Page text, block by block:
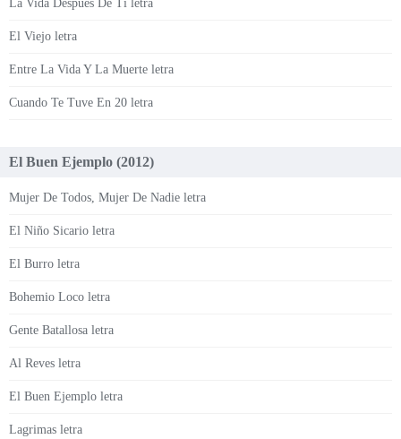
La Vida Después De Ti letra
El Viejo letra
Entre La Vida Y La Muerte letra
Cuando Te Tuve En 20 letra
El Buen Ejemplo (2012)
Mujer De Todos, Mujer De Nadie letra
El Niño Sicario letra
El Burro letra
Bohemio Loco letra
Gente Batallosa letra
Al Reves letra
El Buen Ejemplo letra
Lagrimas letra